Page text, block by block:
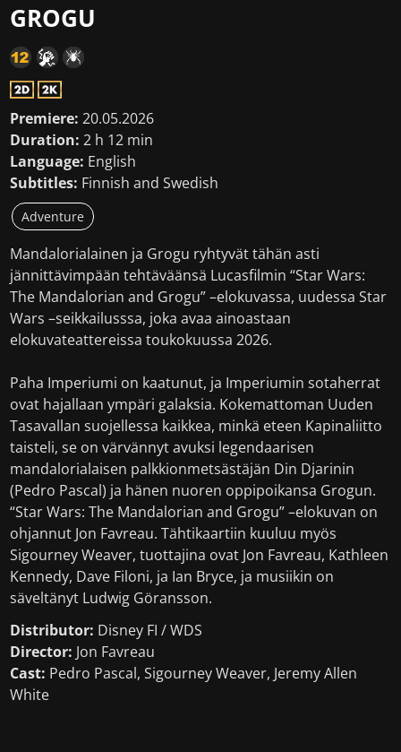
GROGU
Premiere: 20.05.2026
Duration: 2 h 12 min
Language: English
Subtitles: Finnish and Swedish
Adventure
Mandalorialainen ja Grogu ryhtyvät tähän asti
jännittävimpään tehtäväänsä Lucasfilmin “Star Wars:
The Mandalorian and Grogu” –elokuvassa, uudessa Star
Wars –seikkailusssa, joka avaa ainoastaan
elokuvateattereissa toukokuussa 2026.
Paha Imperiumi on kaatunut, ja Imperiumin sotaherrat
ovat hajallaan ympäri galaksia. Kokemattoman Uuden
Tasavallan suojellessa kaikkea, minkä eteen Kapinaliitto
taisteli, se on värvännyt avuksi legendaarisen
mandalorialaisen palkkionmetsästäjän Din Djarinin
(Pedro Pascal) ja hänen nuoren oppipoikansa Grogun.
“Star Wars: The Mandalorian and Grogu” –elokuvan on
ohjannut Jon Favreau. Tähtikaartiin kuuluu myös
Sigourney Weaver, tuottajina ovat Jon Favreau, Kathleen
Kennedy, Dave Filoni, ja Ian Bryce, ja musiikin on
säveltänyt Ludwig Göransson.
Distributor: Disney FI / WDS
Director: Jon Favreau
Cast: Pedro Pascal, Sigourney Weaver, Jeremy Allen
White